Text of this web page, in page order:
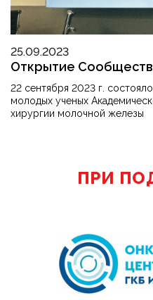
25.09.2023
Открытие
22 сентября 2023 г.
молодых ученых
хирургии молочной железы
ПРИ